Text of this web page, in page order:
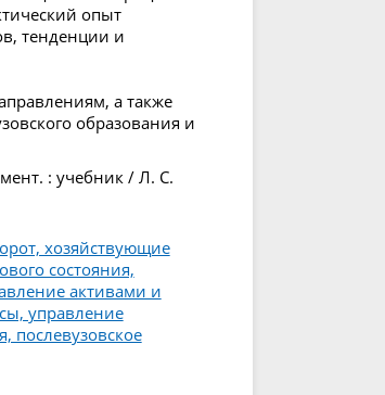
опыт
тенденции и
а также
образования и
: учебник / Л. С.
хозяйствующие
состояния,
активами и
управление
послевузовское